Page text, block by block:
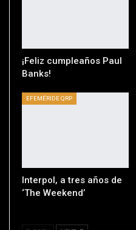
¡Feliz cumpleaños Paul
Banks!
EFEMÉRIDE QRP
Interpol, a tres años de
‘The Weekend’